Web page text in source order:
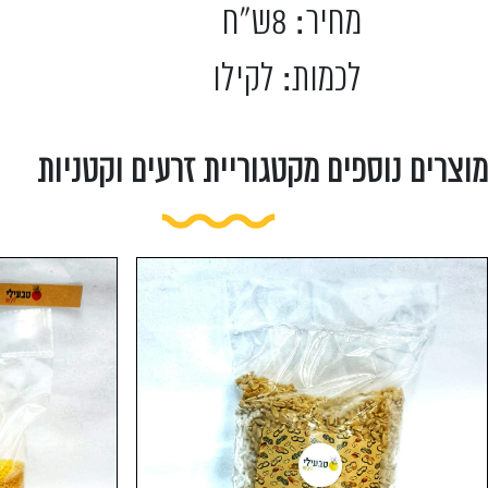
מחיר: 8ש"ח
לכמות: לקילו
מוצרים נוספים מקטגוריית זרעים וקטניות